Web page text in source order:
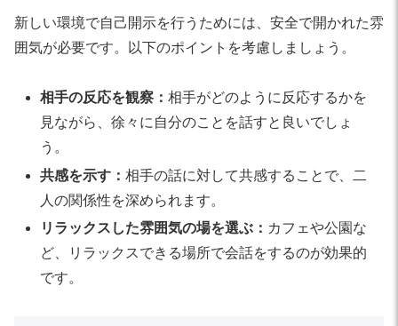
新しい環境で自己開示を行うためには、安全で開かれた雰
囲気が必要です。以下のポイントを考慮しましょう。
相手の反応を観察：相手がどのように反応するかを
見ながら、徐々に自分のことを話すと良いでしょ
う。
共感を示す：相手の話に対して共感することで、二
人の関係性を深められます。
リラックスした雰囲気の場を選ぶ： カフェや公園な
ど、リラックスできる場所で会話をするのが効果的
です。